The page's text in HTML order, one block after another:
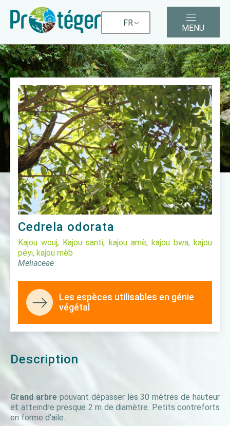
FR
MENU
Cedrela odorata
Kajou wouj, Kajou santi, kajou amè, kajou bwa, kajou
péyi, kajou mèb
Meliaceae
Les espèces utilisables en génie
végétal
Description
Grand arbrepouvant dépasser les 30 mètres de hauteur
et atteindre presque 2 m de diamètre. Petits contreforts
en forme d’aile.